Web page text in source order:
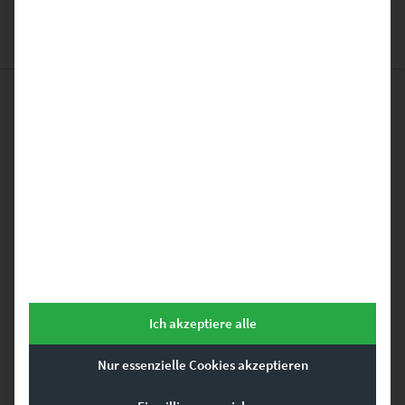
Ich akzeptiere alle
Nur essenzielle Cookies akzeptieren